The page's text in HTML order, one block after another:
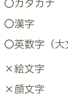
〇カタカナ
〇漢字
〇英数字（大
×絵文字
×顔文字